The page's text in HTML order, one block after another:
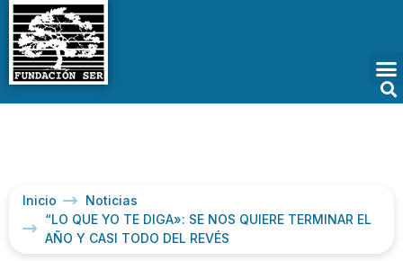
Inicio
Noticias
“LO QUE YO TE DIGA»: SE NOS QUIERE TERMINAR EL
AÑO Y CASI TODO DEL REVÉS